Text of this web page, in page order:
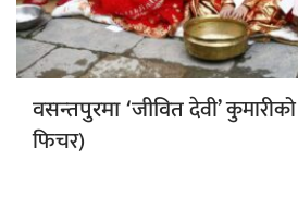
वसन्तपुरमा ‘जीवितदेवी’
फिचर)